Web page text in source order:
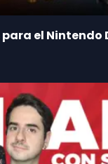
para el Nintendo